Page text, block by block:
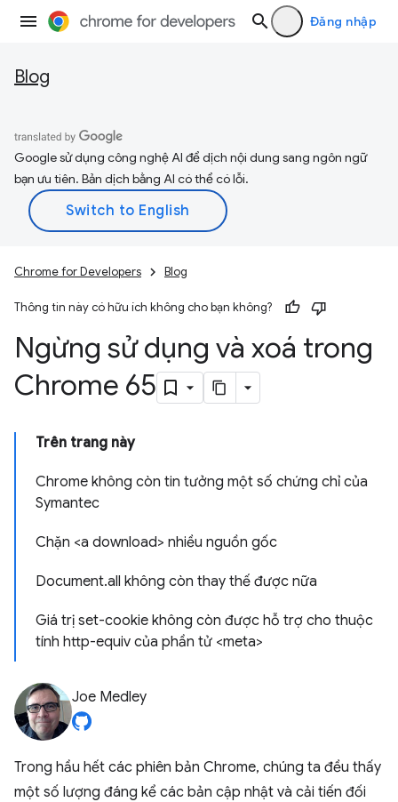
Đăng nhập
Blog
Google sử dụng công nghệ AI để dịch nội dung sang ngôn ngữ
bạn ưu tiên. Bản dịch bằng AI có thể có lỗi.
Chrome for Developers Blog
Thông tin này có hữu ích không cho bạn không?
Ngừng sử dụng và xoá trong
Chrome 65
Trên trang này
Chrome không còn tin tưởng một số chứng chỉ của
Symantec
Chặn <a download> nhiều nguồn gốc
Document.all không còn thay thế được nữa
Giá trị set-cookie không còn được hỗ trợ cho thuộc
tính http-equiv của phần tử <meta>
Joe Medley
Trong hầu hết các phiên bản Chrome, chúng ta đều thấy
một số lượng đáng kể các bản cập nhật và cải tiến đối